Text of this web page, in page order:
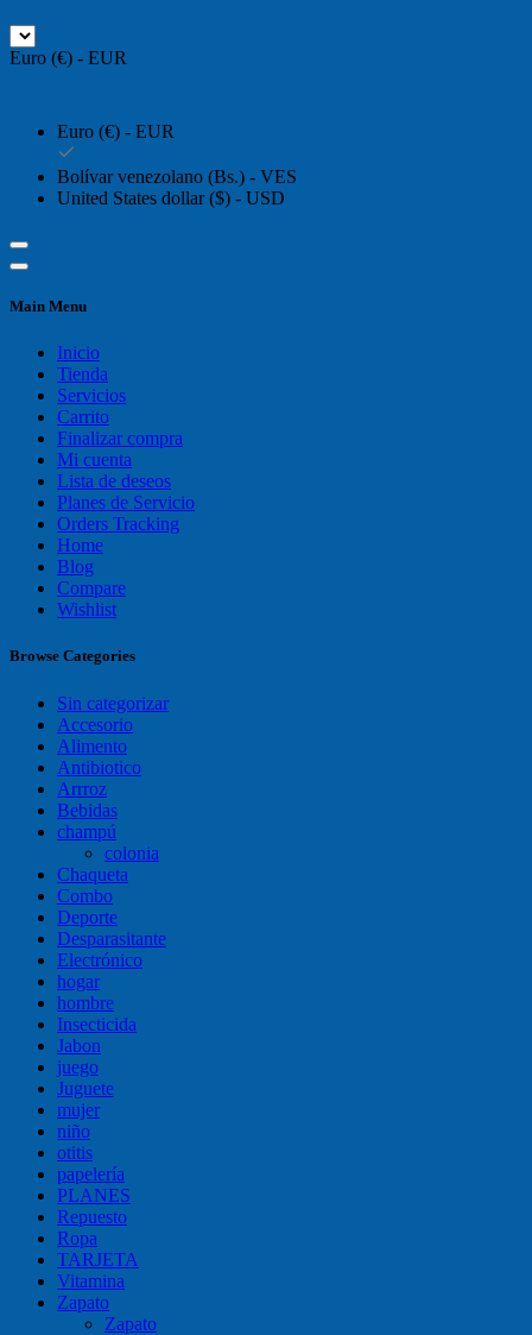
Euro (€) - EUR
Euro (€) - EUR
Bolívar venezolano (Bs.) - VES
United States dollar ($) - USD
Main Menu
Inicio
Tienda
Servicios
Carrito
Finalizar compra
Mi cuenta
Lista de deseos
Planes de Servicio
Orders Tracking
Home
Blog
Compare
Wishlist
Browse Categories
Sin categorizar
Accesorio
Alimento
Antibiotico
Arrroz
Bebidas
champú
colonia
Chaqueta
Combo
Deporte
Desparasitante
Electrónico
hogar
hombre
Insecticida
Jabon
juego
Juguete
mujer
niño
otitis
papelería
PLANES
Repuesto
Ropa
TARJETA
Vitamina
Zapato
Zapato